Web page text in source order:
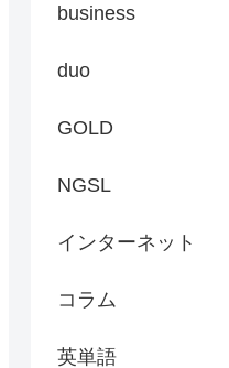
business
duo
GOLD
NGSL
インターネット
コラム
英単語